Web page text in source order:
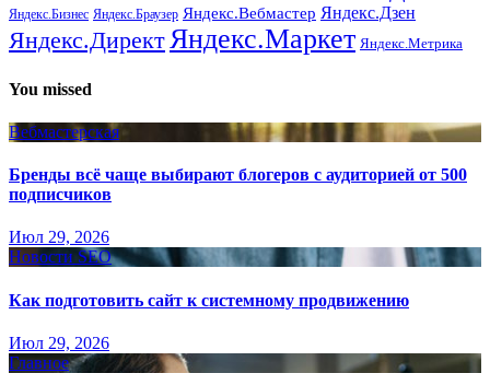
Яндекс.Бизнес Яндекс.Браузер Яндекс.Вебмастер Яндекс.Дзен
Яндекс.ДиректЯндекс.Маркет Яндекс.Метрика
You missed
Вебмастерская
Бренды всё чаще выбирают блогеров с аудиторией от 500
подписчиков
Июл 29, 2026
Новости SEO
Как подготовить сайт к системному продвижению
Июл 29, 2026
Главное